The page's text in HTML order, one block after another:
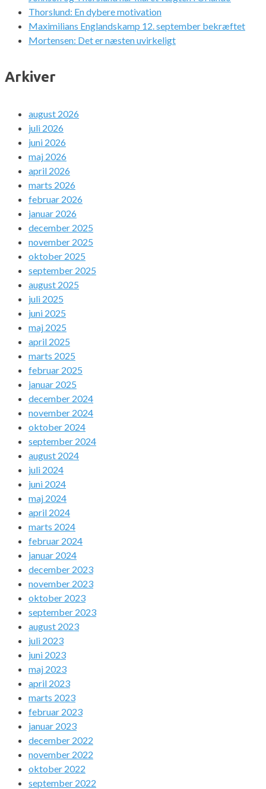
Thorslund: En dybere motivation
Maximilians Englandskamp 12. september bekræftet
Mortensen: Det er næsten uvirkeligt
Arkiver
august 2026
juli 2026
juni 2026
maj 2026
april 2026
marts 2026
februar 2026
januar 2026
december 2025
november 2025
oktober 2025
september 2025
august 2025
juli 2025
juni 2025
maj 2025
april 2025
marts 2025
februar 2025
januar 2025
december 2024
november 2024
oktober 2024
september 2024
august 2024
juli 2024
juni 2024
maj 2024
april 2024
marts 2024
februar 2024
januar 2024
december 2023
november 2023
oktober 2023
september 2023
august 2023
juli 2023
juni 2023
maj 2023
april 2023
marts 2023
februar 2023
januar 2023
december 2022
november 2022
oktober 2022
september 2022